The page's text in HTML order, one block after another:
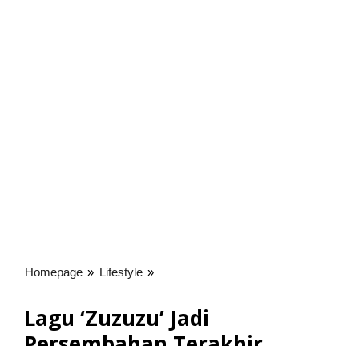
Homepage » Lifestyle »
Persembahan
Terakhir
Lagu ‘Zuzuzu’ Jadi